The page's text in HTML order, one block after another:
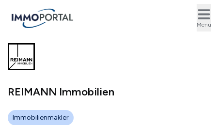
Menü
REIMANN Immobilien
Immobilienmakler